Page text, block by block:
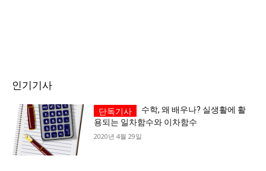
인기기사
수학, 왜 배우나? 실생활에 활
용되는 일차함수와 이차함수
2020년 4월 29일